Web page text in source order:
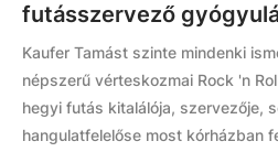
futásszervező
Kaufer Tamást szinte mindenki
népszerű vérteskozmai Rock 'n
hegyi futás kitalálója, szervezője,
hangulatfelelőse most kórházban